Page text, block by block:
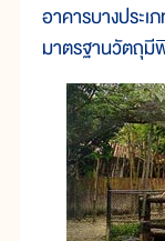
อาคารบางประ
มาตรฐานวัตถุมี